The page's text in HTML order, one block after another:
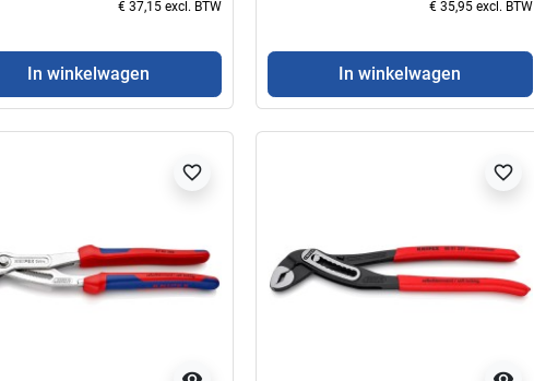
€ 37,15 excl. BTW
In winkelwagen
€ 35,95 excl. BTW
In winkelwagen
favorite_border favorite_border